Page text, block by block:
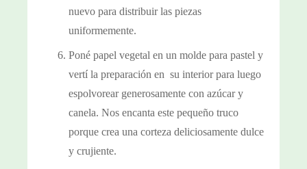
nuevo para distribuir las piezas
uniformemente.
Poné papel vegetal en un molde para pastel y
vertí la preparación en su interior para luego
espolvorear generosamente con azúcar y
canela. Nos encanta este pequeño truco
porque crea una corteza deliciosamente dulce
y crujiente.